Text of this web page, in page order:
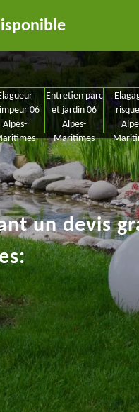
06
Alpes-
Entretien parc
et jardin 06
Alpes-
Maritimes
un devis